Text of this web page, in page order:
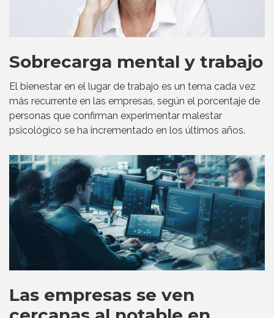
Sobrecarga mental y trabajo
El bienestar en el lugar de trabajo es un tema cada vez
más recurrente en las empresas, según el porcentaje de
personas que confirman experimentar malestar
psicológico se ha incrementado en los últimos años.
Las empresas se ven